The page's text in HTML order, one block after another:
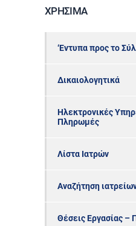
ΧΡΉΣΙΜΑ
‘Εντυπα προς το
Δικαιολογητικά
Ηλεκτρονικές
Πληρωμές
Λίστα Ιατρών
Αναζήτηση
Θέσεις Εργασίας –